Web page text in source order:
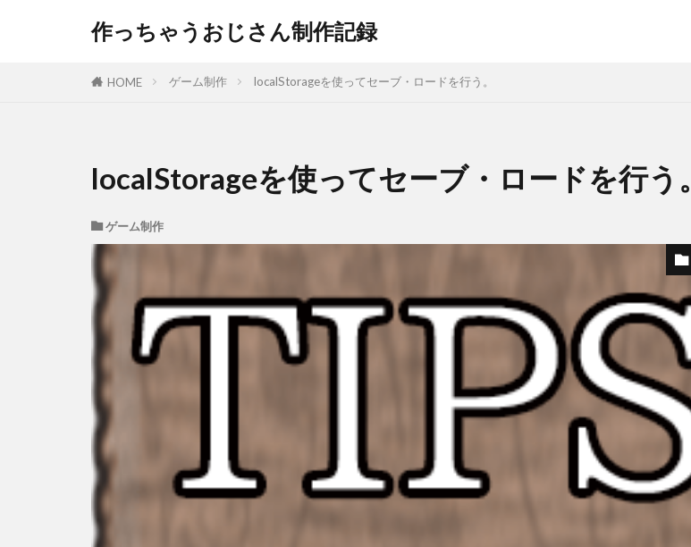
作っちゃうおじさん制作記録
HOME ゲーム制作 localStorageを使ってセーブ・ロードを行う。
localStorageを使ってセーブ・ロードを行う。
ゲーム制作